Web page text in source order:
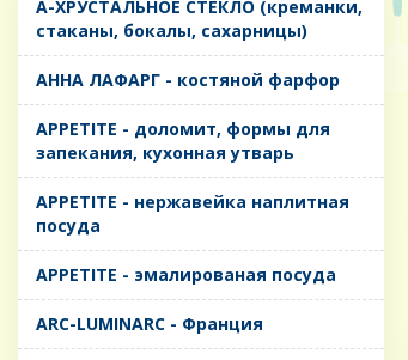
A-ХРУСТАЛЬНОЕ СТЕКЛО (креманки,
стаканы, бокалы, сахарницы)
AHHA ЛАФАРГ - костяной фарфор
APPETITE - доломит, формы для
запекания, кухонная утварь
APPETITE - нержавейка наплитная
посуда
APPETITE - эмалированая посуда
ARC-LUMINARC - Франция